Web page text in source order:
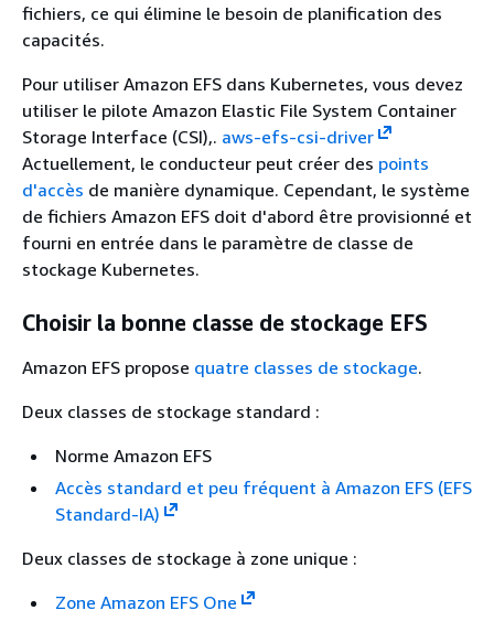
fichiers, ce qui élimine le besoin de planification des
capacités.
Pour utiliser Amazon EFS dans Kubernetes, vous devez
utiliser le pilote Amazon Elastic File System Container
Storage Interface (CSI),. aws-efs-csi-driver
Actuellement, le conducteur peut créer des points
d'accès de manière dynamique. Cependant, le système
de fichiers Amazon EFS doit d'abord être provisionné et
fourni en entrée dans le paramètre de classe de
stockage Kubernetes.
Choisir la bonne classe de stockage EFS
Amazon EFS propose quatre classes de stockage.
Deux classes de stockage standard :
Norme Amazon EFS
Accès standard et peu fréquent à Amazon EFS (EFS
Standard-IA)
Deux classes de stockage à zone unique :
Zone Amazon EFS One